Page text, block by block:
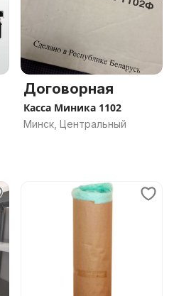
Договорная
Касса Миника 1102
Минск, Центральный